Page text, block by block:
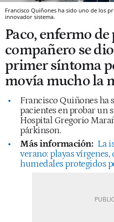
Francisco Quiñones ha sido uno de los
innovador sistema.
Paco, enfermo
compañero se
primer síntoma
movía mucho la
Francisco Quiñones ha
pacientes en probar un
Hospital Gregorio
párkinson.
Más información: La
verano: playas vírgenes,
humedales protegidos